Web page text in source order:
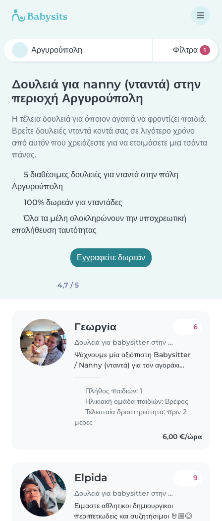
Φίλτρα 1
Δουλειά για nanny (νταντά) στην
περιοχή Αργυρούπολη
Η τέλεια δουλειά για όποιον αγαπά να φροντίζει παιδιά.
Βρείτε δουλειές νταντά κοντά σας σε λιγότερο χρόνο
από αυτόν που χρειάζεστε για να ετοιμάσετε μια τσάντα
πάνας.
5 διαθέσιμες δουλειές για νταντά στην πόλη
Αργυρούπολη
100% δωρεάν για νταντάδες
Όλα τα μέλη ολοκληρώνουν την υποχρεωτική
επαλήθευση ταυτότητας
Εγγραφείτε δωρεάν
4,7 / 5
Γεωργία
Δουλειά για babysitter στην περιοχή Αργυρούπολη
6
Ψάχνουμε μία αξιόπιστη Babysitter
/ Nanny (νταντά) για τον αγοράκι
κοινωνικός. Ευχόμαστε κάποιον που
αγαπά τα μωρά. Τα παιδιά σπουδαία
εμπιστοσύνη..
Πλήθος παιδιών: 1
Ηλικιακή ομάδα παιδιών: Βρέφος
Τελευταία δραστηριότητα: πριν 2
μέρες
6,00 €/ώρα
Elpida
Δουλειά για babysitter στην περιοχή Αργυρούπολη
9
Ειμαστε αθλητικοι δημιουργικοι
περιπετιωδεις και συζητήσιμοι 🤘🏼😊